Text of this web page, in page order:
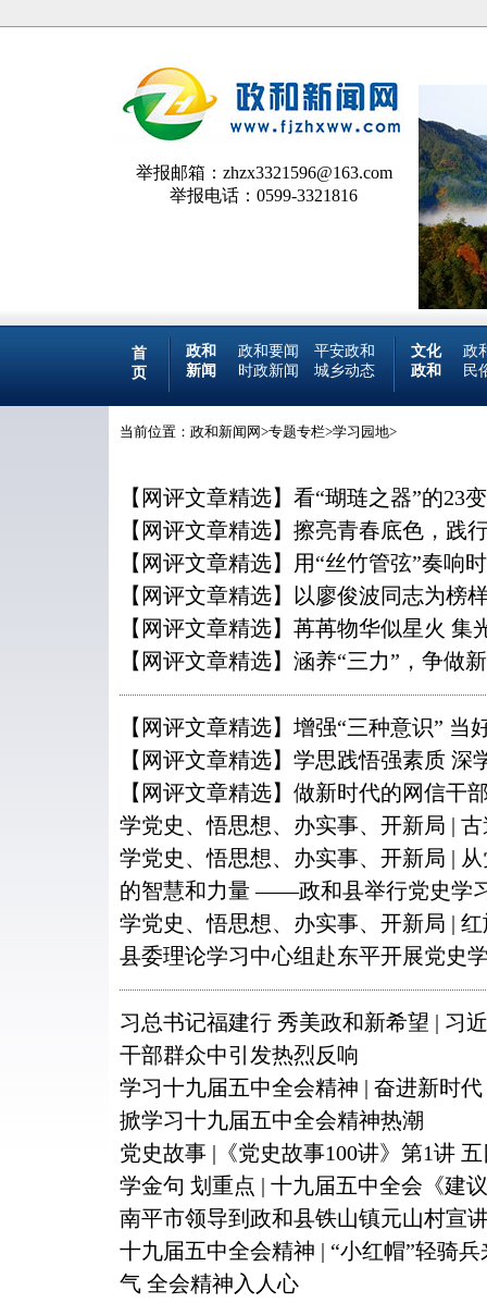
举报邮箱：zhzx3321596@163.com
举报电话：0599-3321816
首
页
政和 政和要闻
平安政和
新闻
时政新闻 城乡动态
文化
政
政和
民
当前位置： 政和新闻网>专题专栏>学习园地>
【网评文章精选】看“瑚琏之器”的23变
【网评文章精选】擦亮青春底色，践
【网评文章精选】用“丝竹管弦”奏响
【网评文章精选】以廖俊波同志为榜
【网评文章精选】苒苒物华似星火 集
【网评文章精选】涵养“三力”，争做
【网评文章精选】增强“三种意识” 当
【网评文章精选】学思践悟强素质 深
【网评文章精选】做新时代的网信干
学党史、悟思想、办实事、开新局 |
学党史、悟思想、办实事、开新局 |
的智慧和力量 ——政和县举行党史学
学党史、悟思想、办实事、开新局 |
县委理论学习中心组赴东平开展党史
习总书记福建行 秀美政和新希望 | 习
干部群众中引发热烈反响
学习十九届五中全会精神 | 奋进新时
掀学习十九届五中全会精神热潮
党史故事 |《党史故事100讲》第1讲
学金句 划重点 | 十九届五中全会《建
南平市领导到政和县铁山镇元山村宣
十九届五中全会精神 | “小红帽”轻骑
气 全会精神入人心